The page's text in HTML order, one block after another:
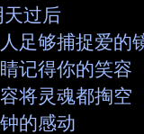
过后
足够捕捉爱的
记得你的笑容
将灵魂都掏空
的感动